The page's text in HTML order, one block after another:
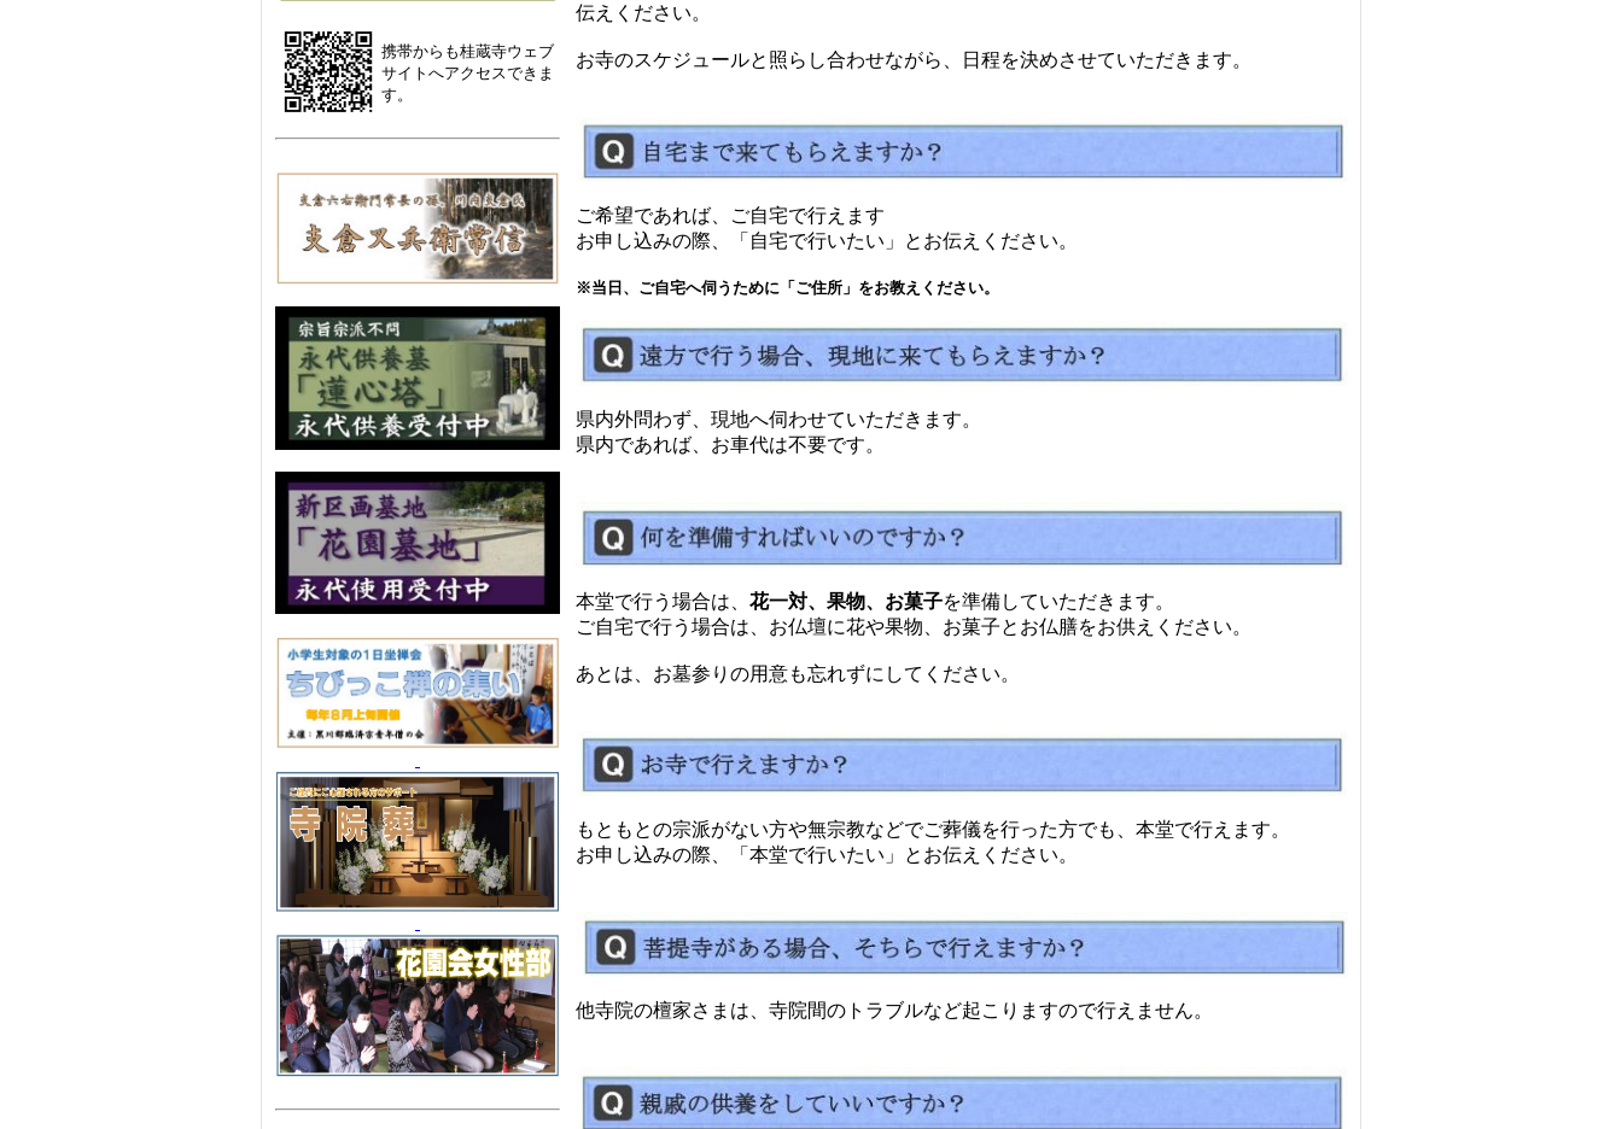
伝えください。
お寺のスケジュールと照らし合わせながら、日程を決めさせていただきます。
ご希望であれば、ご自宅で行えます
お申し込みの際、「自宅で行いたい」とお伝えください。
※当日、ご自宅へ伺うために「ご住所」をお教えください。
県内外問わず、現地へ伺わせていただきます。
県内であれば、お車代は不要です。
本堂で行う場合は、 花一対、果物、お菓子を準備していただきます。
ご自宅で行う場合は、お仏壇に花や果物、お菓子とお仏膳をお供えください。
あとは、お墓参りの用意も忘れずにしてください。
もともとの宗派がない方や無宗教などでご葬儀を行った方でも、本堂で行えます。
お申し込みの際、「本堂で行いたい」とお伝えください。
他寺院の檀家さまは、寺院間のトラブルなど起こりますので行えません。
携帯からも桂蔵寺ウェブ
サイトへアクセスできま
す。